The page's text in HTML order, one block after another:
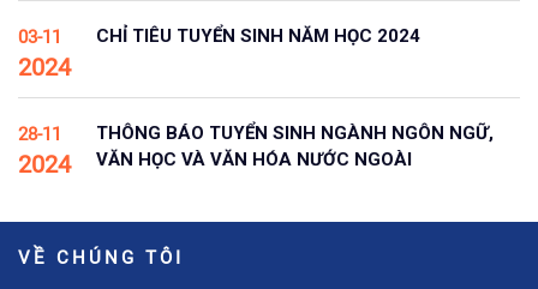
03-11
2024
CHỈ TIÊU TUYỂN SINH NĂM HỌC 2024
28-11
2024
THÔNG BÁO TUYỂN SINH NGÀNH NGÔN NGỮ,
VĂN HỌC VÀ VĂN HÓA NƯỚC NGOÀI
VỀ CHÚNG TÔI